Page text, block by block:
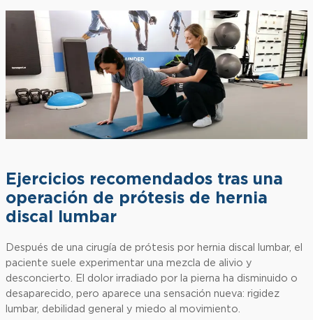
Ejercicios recomendados tras una
operación de prótesis de hernia
discal lumbar
Después de una cirugía de prótesis por hernia discal lumbar, el
paciente suele experimentar una mezcla de alivio y
desconcierto. El dolor irradiado por la pierna ha disminuido o
desaparecido, pero aparece una sensación nueva: rigidez
lumbar, debilidad general y miedo al movimiento.